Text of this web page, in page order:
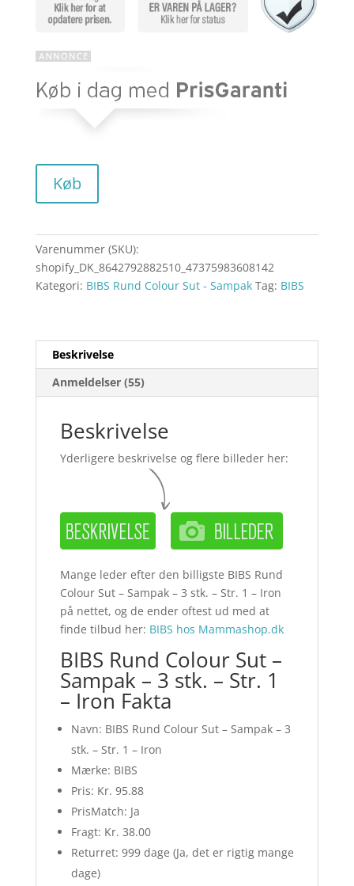
kr. 89,89.
Køb
Varenummer (SKU):
shopify_DK_8642792882510_47375983608142
Kategori: BIBS Rund Colour Sut - Sampak Tag: BIBS
Beskrivelse
Anmeldelser (55)
Beskrivelse
Yderligere beskrivelse og flere billeder her:
Mange leder efter den billigste BIBS Rund
Colour Sut – Sampak – 3 stk. – Str. 1 – Iron
på nettet, og de ender oftest ud med at
finde tilbud her: BIBS hos Mammashop.dk
BIBS Rund Colour Sut –
Sampak – 3 stk. – Str. 1
– Iron Fakta
Navn: BIBS Rund Colour Sut – Sampak – 3
stk. – Str. 1 – Iron
Mærke: BIBS
Pris: Kr. 95.88
PrisMatch: Ja
Fragt: Kr. 38.00
Returret: 999 dage (Ja, det er rigtig mange
dage)